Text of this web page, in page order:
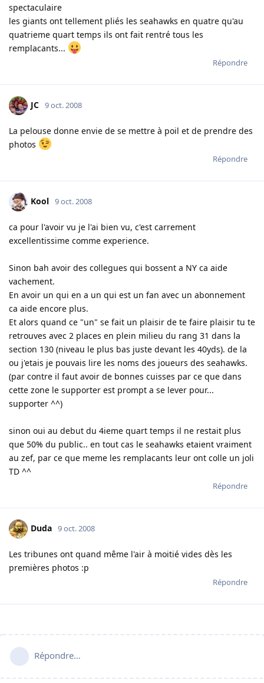
spectaculaire
les giants ont tellement pliés les seahawks en quatre qu'au
quatrieme quart temps ils ont fait rentré tous les
remplacants...
Répondre
JC 9 oct. 2008
La pelouse donne envie de se mettre à poil et de prendre des
photos
Répondre
Kool 9 oct. 2008
ca pour l'avoir vu je l'ai bien vu, c'est carrement
excellentissime comme experience.
Sinon bah avoir des collegues qui bossent a NY ca aide
vachement.
En avoir un qui en a un qui est un fan avec un abonnement
ca aide encore plus.
Et alors quand ce "un" se fait un plaisir de te faire plaisir tu te
retrouves avec 2 places en plein milieu du rang 31 dans la
section 130 (niveau le plus bas juste devant les 40yds). de la
ou j'etais je pouvais lire les noms des joueurs des seahawks.
(par contre il faut avoir de bonnes cuisses par ce que dans
cette zone le supporter est prompt a se lever pour...
supporter ^^)
sinon oui au debut du 4ieme quart temps il ne restait plus
que 50% du public.. en tout cas le seahawks etaient vraiment
au zef, par ce que meme les remplacants leur ont colle un joli
TD ^^
Répondre
Duda 9 oct. 2008
Les tribunes ont quand même l'air à moitié vides dès les
premières photos :p
Répondre
Répondre…